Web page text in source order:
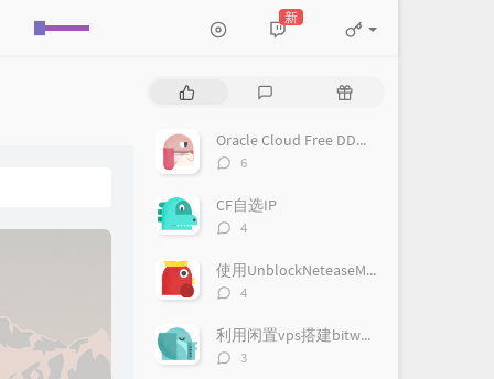
新
l
r
t
l
t
t
m
n
R
n
t
l
Oracle Cloud Free DD系统为Debian 9
评
数：
6
CF自选IP
评
数：
4
使用UnblockNeteaseMusic播放网易云音乐客户端无版权歌曲
评
数：
4
利用闲置vps搭建bitwarden私人密码管理
评
3